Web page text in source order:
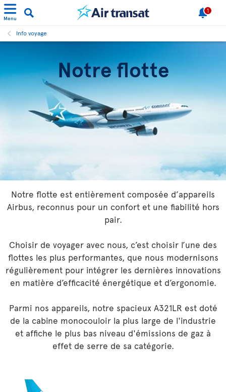
Menu
1
Info voyage
Notre flotte
Notre flotte est entièrement composée d’appareils
Airbus, reconnus pour un confort et une fiabilité hors
pair.
Choisir de voyager avec nous, c’est choisir l’une des
flottes les plus performantes, que nous modernisons
régulièrement pour intégrer les dernières innovations
en matière d’efficacité énergétique et d’ergonomie.
Parmi nos appareils, notre spacieux A321LR est doté
de la cabine monocouloir la plus large de l'industrie
et affiche le plus bas niveau d'émissions de gaz à
effet de serre de sa catégorie.